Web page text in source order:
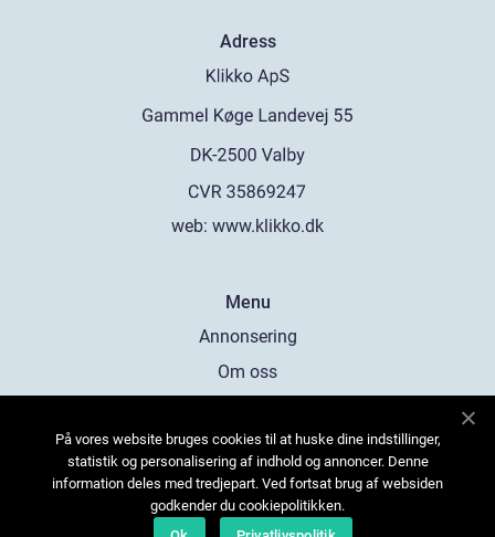
Adress
web: www.klikko.dk
Menu
Annonsering
Om oss
Kontakta oss
Sitemap
På vores website bruges cookies til at huske dine indstillinger,
statistik og personalisering af indhold og annoncer. Denne
information deles med tredjepart. Ved fortsat brug af websiden
godkender du cookiepolitikken.